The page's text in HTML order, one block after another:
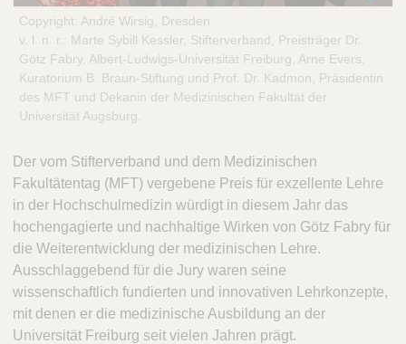
Copyright: André Wirsig, Dresden
v. l. n. r.: Marte Sybill Kessler, Stifterverband, Preisträger Dr.
Götz Fabry, Albert-Ludwigs-Universität Freiburg, Arne Evers,
Kuratorium B. Braun-Stiftung und Prof. Dr. Kadmon, Präsidentin
des MFT und Dekanin der Medizinischen Fakultät der
Universität Augsburg.
Der vom Stifterverband und dem Medizinischen
Fakultätentag (MFT) vergebene Preis für exzellente Lehre
in der Hochschulmedizin würdigt in diesem Jahr das
hochengagierte und nachhaltige Wirken von Götz Fabry für
die Weiterentwicklung der medizinischen Lehre.
Ausschlaggebend für die Jury waren seine
wissenschaftlich fundierten und innovativen Lehrkonzepte,
mit denen er die medizinische Ausbildung an der
Universität Freiburg seit vielen Jahren prägt.